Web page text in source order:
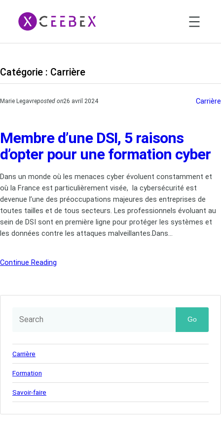
contenu
Catégorie : Carrière
Marie Legavreposted on26 avril 2024 Carrière
Membre d’une DSI, 5 raisons
d’opter pour une formation cyber
Dans un monde où les menaces cyber évoluent constamment et
où la France est particulièrement visée, la cybersécurité est
devenue l’une des préoccupations majeures des entreprises de
toutes tailles et de tous secteurs. Les professionnels évoluant au
sein de DSI sont en première ligne pour protéger les systèmes et
les données contre les attaques malveillantes.Dans…
Continue Reading
Go
Carrière
Formation
Savoir-faire